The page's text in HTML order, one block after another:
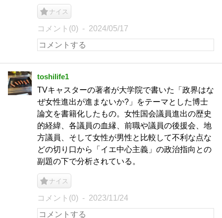
ナイス
コメント(0) 2024/05/17
toshilife1
TVキャスターの著者が大学院で書いた「政界はな
ぜ女性進出が進まないか?」をテーマとした博士
論文を書籍化したもの。女性国会議員進出の歴史
的経緯、各議員の血縁、前職や議員の後援会、地
方議員、そして女性が男性と比較して不利な点な
どの切り口から「イエ中心主義」の政治指向との
副題の下で分析されている。
ナイス
コメント(0) 2023/11/24